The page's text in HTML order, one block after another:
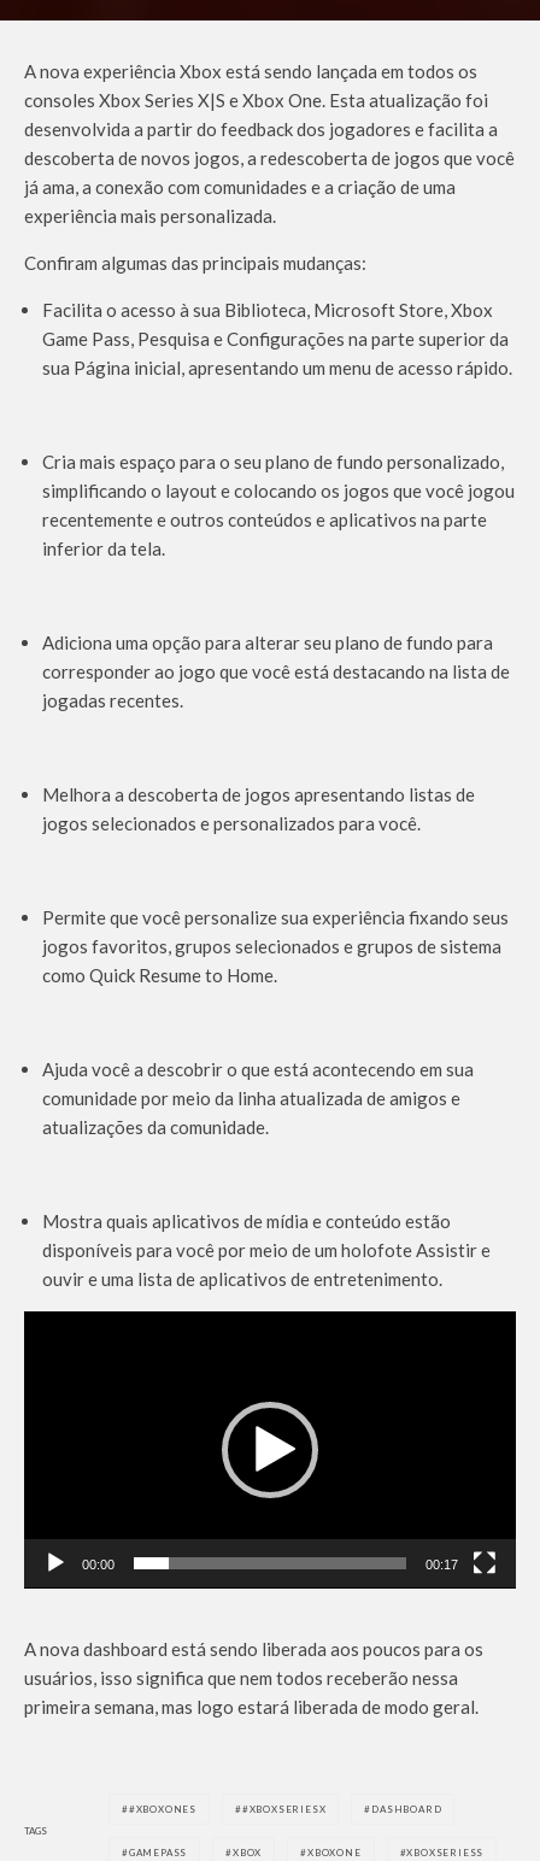
A nova experiência Xbox está sendo lançada em todos os
consoles Xbox Series X|S e Xbox One. Esta atualização foi
desenvolvida a partir do feedback dos jogadores e facilita a
descoberta de novos jogos, a redescoberta de jogos que você
já ama, a conexão com comunidades e a criação de uma
experiência mais personalizada.
Confiram algumas das principais mudanças:
Facilita o acesso à sua Biblioteca, Microsoft Store, Xbox
Game Pass, Pesquisa e Configurações na parte superior da
sua Página inicial, apresentando um menu de acesso rápido.
Cria mais espaço para o seu plano de fundo personalizado,
simplificando o layout e colocando os jogos que você jogou
recentemente e outros conteúdos e aplicativos na parte
inferior da tela.
Adiciona uma opção para alterar seu plano de fundo para
corresponder ao jogo que você está destacando na lista de
jogadas recentes.
Melhora a descoberta de jogos apresentando listas de
jogos selecionados e personalizados para você.
Permite que você personalize sua experiência fixando seus
jogos favoritos, grupos selecionados e grupos de sistema
como Quick Resume to Home.
Ajuda você a descobrir o que está acontecendo em sua
comunidade por meio da linha atualizada de amigos e
atualizações da comunidade.
Mostra quais aplicativos de mídia e conteúdo estão
disponíveis para você por meio de um holofote Assistir e
ouvir e uma lista de aplicativos de entretenimento.
v
d
e
o
00:00 00:17
A nova dashboard está sendo liberada aos poucos para os
usuários, isso significa que nem todos receberão nessa
primeira semana, mas logo estará liberada de modo geral.
TAGS
#XBOXONES #XBOXSERIESX DASHBOARD
GAMEPASS XBOX XBOXONE XBOXSERIESS